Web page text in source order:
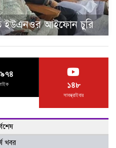
ইউএনওর আইফোন চুরি
১৪৮
সাবস্ক্রাইবার
খবর